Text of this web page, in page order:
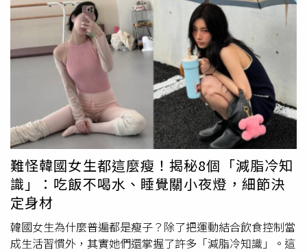
一號。(圖/許路兒 IG)顯瘦重點 2：短版＋肌膚露出＝腰線直
蠻腰若隱若現，瞬間把比例拉長，這就是許路兒的
經典招：露一點點，瘦很多。顯瘦重點 3：寬褲反而讓腿看
起來更細寬版印花丹寧帶有份量感，襯托出她的腰胸臀更纖
細，形成「上窄下寬」的瘦身視覺錯覺。配件：Fendi 長方
框太陽眼鏡＝臉更小眼鏡的俐落鏡框能修飾臉型，打造更精
緻的小臉效果，是許路兒「顯瘦武器」之一。(圖/許路兒
IG)LOOK 2短版貼身白T＋低腰牛仔：少女腹肌與腰窄臀翹
全公開第二套完全是少女身材的代表。顯瘦重點 1：短版白
T＝露腰最直接、最有感露出平坦腹部與腹線，視覺上把上
半身「切」得更短，比例超逆天。(圖/許路兒 IG)顯瘦重
點 2：低腰牛仔褲讓腰更窄低腰褲不適合所有人，但許路兒
用它展現出：如果你的核心有練，低腰＝超顯瘦。顯瘦重
點 3：貼身剪裁凸顯曲線簡單卻非常有效，把許路兒的腰臀
差、腹肌線條全部展示出來。
難怪韓國女生都這麼瘦！揭秘8個「減脂冷知
識」：吃飯不喝水、睡覺關小夜燈，細節決
定身材
韓國女生為什麼普遍都是瘦子？除了把運動結合飲食控制當
成生活習慣外，其實她們還掌握了許多「減脂冷知識」。這